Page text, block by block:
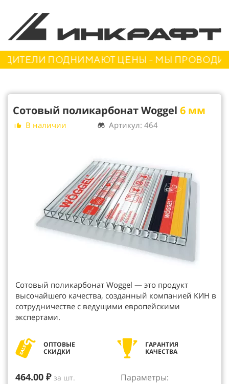
ПОДНИМАЮТ ЦЕНЫ - МЫ
Сотовый поликарбонат Woggel 6 мм
В наличии Артикул: 464
Сотовый поликарбонат Woggel — это продукт
высочайшего качества, созданный компанией КИН в
сотрудничестве с ведущими европейскими
экспертами.
ОПТОВЫЕ
СКИДКИ
ГАРАНТИЯ
КАЧЕСТВА
464.00 ₽ за шт. Параметры: